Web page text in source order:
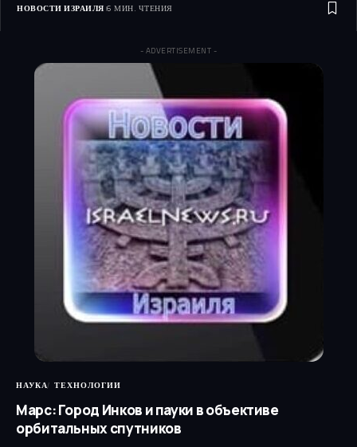
НОВОСТИ ИЗРАИЛЯ 6 МИН. ЧТЕНИЯ
- ADVERTISEMENT -
НАУКА ТЕХНОЛОГИИ
Марс: Город Инков и пауки в объективе
орбитальных спутников